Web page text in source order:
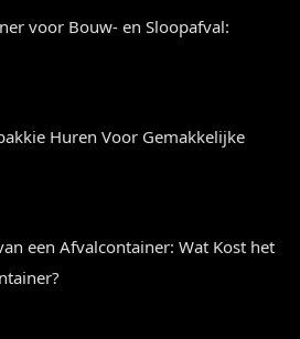
voor Bouw- en Sloopafval:
Huren Voor Gemakkelijke
een Afvalcontainer: Wat Kost het